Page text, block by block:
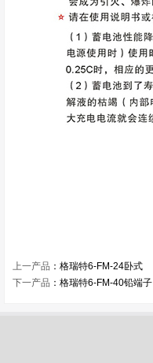
上一产品 ： 格瑞特6-FM-24卧式
下一产品 ： 格瑞特6-FM-40铅端子